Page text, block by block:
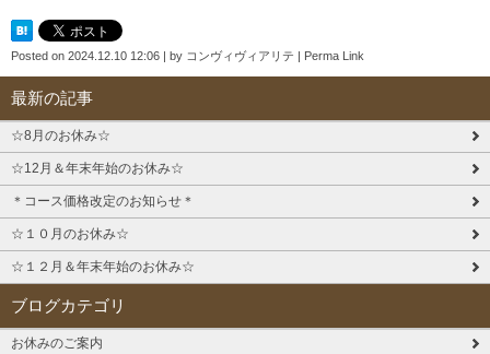
Posted on 2024.12.10 12:06 | by コンヴィヴィアリテ | Perma Link
最新の記事
☆8月のお休み☆
☆12月＆年末年始のお休み☆
＊コース価格改定のお知らせ＊
☆１０月のお休み☆
☆１２月＆年末年始のお休み☆
ブログカテゴリ
お休みのご案内